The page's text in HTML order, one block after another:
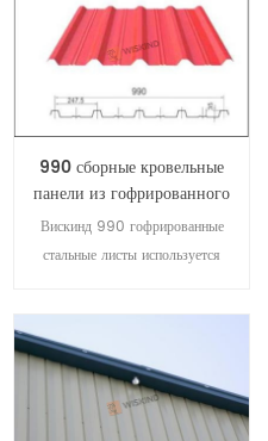
990 сборные кровельные
панели из гофрированного
стального кровельного
листа
Вискинд 990 гофрированные
стальные листы используется
высоких волн, хороших
дренажных характеристик. это
может также использоваться в
качестве художественного
оформления стены.